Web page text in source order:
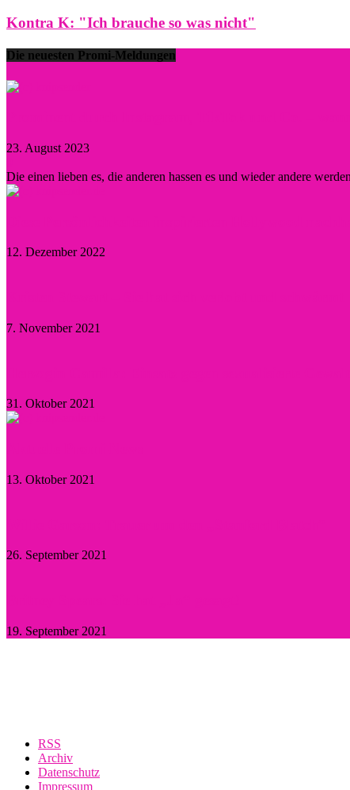
Kontra K: "Ich brauche so was nicht"
Die neuesten Promi-Meldungen
23. August 2023
Die einen lieben es, die anderen hassen es und wieder andere
12. Dezember 2022
7. November 2021
31. Oktober 2021
13. Oktober 2021
26. September 2021
19. September 2021
RSS
Archiv
Datenschutz
Impressum